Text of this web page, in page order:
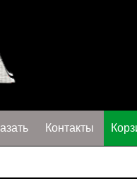
Контакты